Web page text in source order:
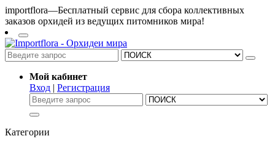
importflora—Бесплатный сервис для сбора коллективных
заказов орхидей из ведущих питомников мира!
Мой кабинет
Вход | Регистрация
Категории